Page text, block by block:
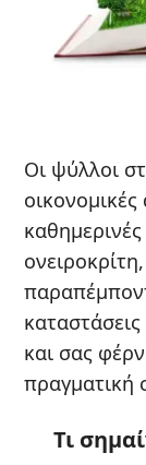
Οι ψύλλοι
και σας
πραγματική
Τι